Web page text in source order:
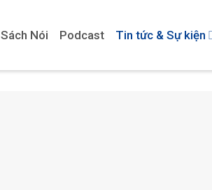
Sách Nói Podcast Tin tức & Sự kiện